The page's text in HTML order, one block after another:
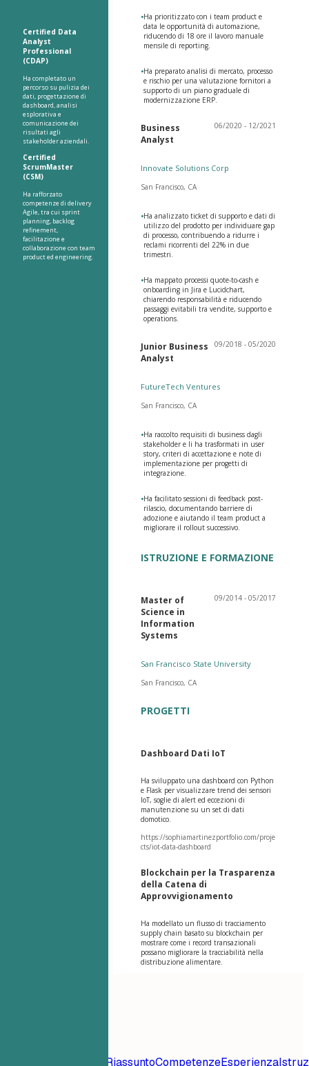
Certified Data
Analyst
Professional
(CDAP)
Ha completato un
percorso su pulizia dei
dati, progettazione di
dashboard, analisi
esplorativa e
comunicazione dei
risultati agli
stakeholder aziendali.
Certified
ScrumMaster
(CSM)
Ha rafforzato
competenze di delivery
Agile, tra cui sprint
planning, backlog
refinement,
facilitazione e
collaborazione con team
product ed engineering.
•Ha prioritizzato con i team product e
data le opportunità di automazione,
riducendo di 18 ore il lavoro manuale
mensile di reporting.
•Ha preparato analisi di mercato, processo
e rischio per una valutazione fornitori a
supporto di un piano graduale di
modernizzazione ERP.
Business
Analyst
06/2020 - 12/2021
Innovate Solutions Corp
San Francisco, CA
•Ha analizzato ticket di supporto e dati di
utilizzo del prodotto per individuare gap
di processo, contribuendo a ridurre i
reclami ricorrenti del 22% in due
trimestri.
•Ha mappato processi quote-to-cash e
onboarding in Jira e Lucidchart,
chiarendo responsabilità e riducendo
passaggi evitabili tra vendite, supporto e
operations.
Junior Business
Analyst
09/2018 - 05/2020
FutureTech Ventures
San Francisco, CA
•Ha raccolto requisiti di business dagli
stakeholder e li ha trasformati in user
story, criteri di accettazione e note di
implementazione per progetti di
integrazione.
•Ha facilitato sessioni di feedback post-
rilascio, documentando barriere di
adozione e aiutando il team product a
migliorare il rollout successivo.
ISTRUZIONE E FORMAZIONE
Master of
Science in
Information
Systems
09/2014 - 05/2017
San Francisco State University
San Francisco, CA
PROGETTI
Dashboard Dati IoT
Ha sviluppato una dashboard con Python
e Flask per visualizzare trend dei sensori
IoT, soglie di alert ed eccezioni di
manutenzione su un set di dati
domotico.
https://sophiamartinezportfolio.com/proje
cts/iot-data-dashboard
Blockchain per la Trasparenza
della Catena di
Approvvigionamento
Ha modellato un flusso di tracciamento
supply chain basato su blockchain per
mostrare come i record transazionali
possano migliorare la tracciabilità nella
distribuzione alimentare.
RiassuntoCompetenzeEsperienza